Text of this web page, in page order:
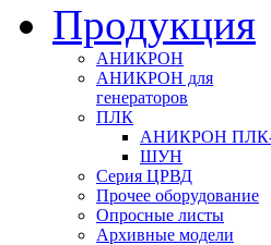
Продукция
АНИКРОН
АНИКРОН для
генераторов
ПЛК
АНИКРОН ПЛК-
ШУН
Серия ЦРВД
Прочее оборудование
Опросные листы
Архивные модели